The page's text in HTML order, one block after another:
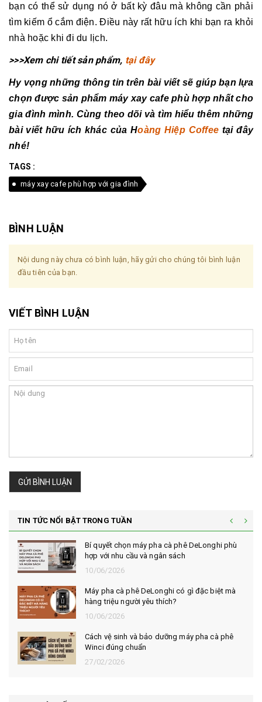
bạn có thể sử dụng nó ở bất kỳ đâu mà không cần phải
tìm kiếm ổ cắm điện. Điều này rất hữu ích khi bạn ra khỏi
nhà hoặc khi đi du lịch.
>>>Xem chi tiết sản phẩm, tại đây
Hy vọng những thông tin trên bài viết sẽ giúp bạn lựa
chọn được sản phẩm máy xay cafe phù hợp nhất cho
gia đình mình. Cùng theo dõi và tìm hiểu thêm những
bài viết hữu ích khác của Hoàng Hiệp Coffee tại đây
nhé!
TAGS :
máy xay cafe phù hợp với gia đình
BÌNH LUẬN
Nội dung này chưa có bình luận, hãy gửi cho chúng tôi bình luận
đầu tiên của bạn.
VIẾT BÌNH LUẬN
GỬI BÌNH LUẬN
TIN TỨC NỔI BẬT TRONG TUẦN
Bí quyết chọn máy pha cà phê DeLonghi phù
hợp với nhu cầu và ngân sách
10/06/2026
Máy pha cà phê DeLonghi có gì đặc biệt mà
hàng triệu người yêu thích?
10/06/2026
Cách vệ sinh và bảo dưỡng máy pha cà phê
Winci đúng chuẩn
27/02/2026